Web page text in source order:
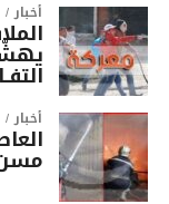
أخبار
أخبار